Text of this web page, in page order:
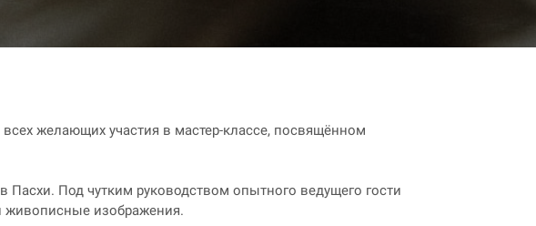
желающих участия в мастер-классе, посвящённом
Пасхи. Под чутким руководством опытного ведущего гости
живописные изображения.